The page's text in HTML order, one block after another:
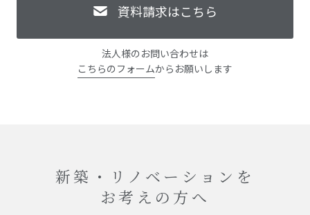
資料請求はこちら
法人様のお問い合わせは
こちらのフォームからお願いします
新築・リノベーションを
お考えの方へ